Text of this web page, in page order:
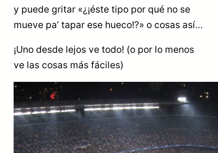
y puede gritar «¿¡éste tipo por qué no se
mueve pa’ tapar ese hueco!?» o cosas así…
¡Uno desde lejos ve todo! (o por lo menos
ve las cosas más fáciles)